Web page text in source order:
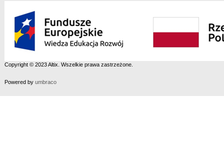
Copyright © 2023 Altix. Wszelkie prawa zastrzeżone.
Powered by umbraco